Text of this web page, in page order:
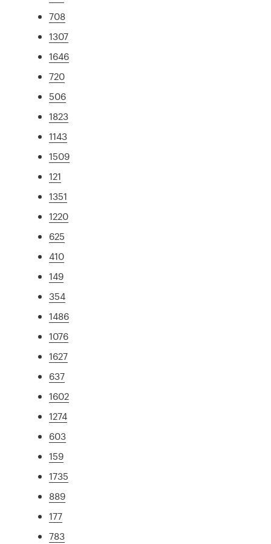
708
1307
1646
720
506
1823
1143
1509
121
1351
1220
625
410
149
354
1486
1076
1627
637
1602
1274
603
159
1735
889
177
783